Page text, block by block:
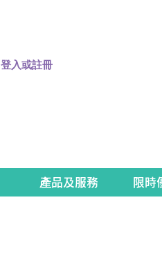
登入或註冊
產品及服務 限時